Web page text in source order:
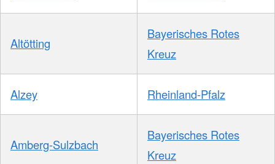
Altötting
Bayerisches Rotes
Kreuz
Alzey Rheinland-Pfalz
Amberg-Sulzbach
Bayerisches Rotes
Kreuz